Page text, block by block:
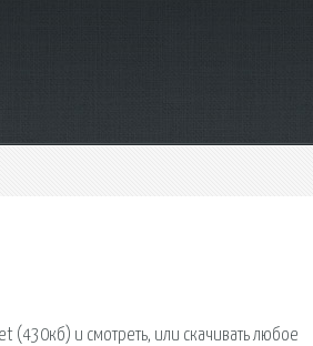
(430кб) и смотреть, или скачивать любое